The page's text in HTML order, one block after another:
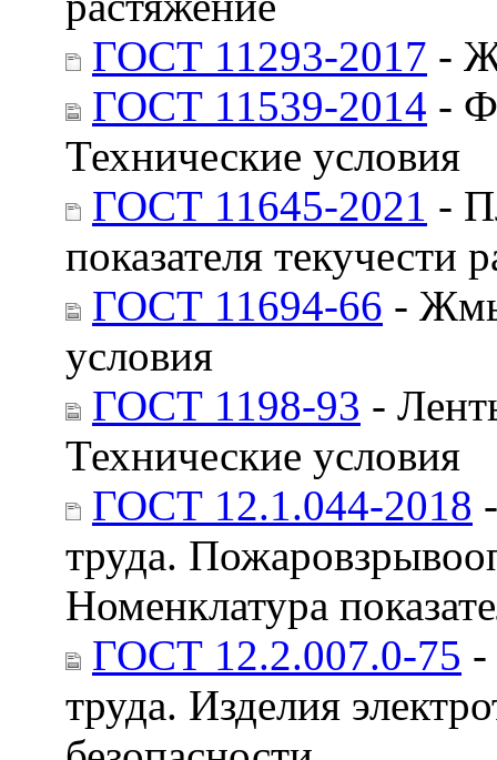
ГОСТ 11293-2017 -
ГОСТ 11539-2014 -
Технические условия
ГОСТ 11645-2021 -
показателя текучести
ГОСТ 11694-66 -
условия
ГОСТ 1198-93 -
Технические условия
ГОСТ 12.1.044-2018
труда.
Номенклатура
ГОСТ 12.2.007.0-75 -
труда. Изделия